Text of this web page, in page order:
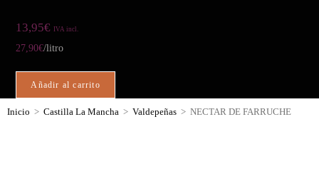
13,95€ IVA incl.
27,90€/litro
Añadir al carrito
Inicio > Castilla La Mancha > Valdepeñas > NECTAR DE FARRUCHE